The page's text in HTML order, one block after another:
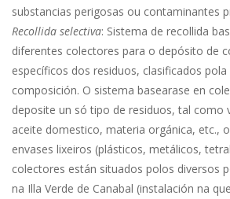
substancias perigosas ou contaminantes
Recollida selectiva: Sistema de recollida
diferentes colectores para o depósito de
específicos dos residuos, clasificados
composición. O sistema basearase en
deposite un só tipo de residuos, tal como
aceite domestico, materia orgánica, etc.,
envases lixeiros (plásticos, metálicos,
colectores están situados polos diversos
na Illa Verde de Canabal (instalación na